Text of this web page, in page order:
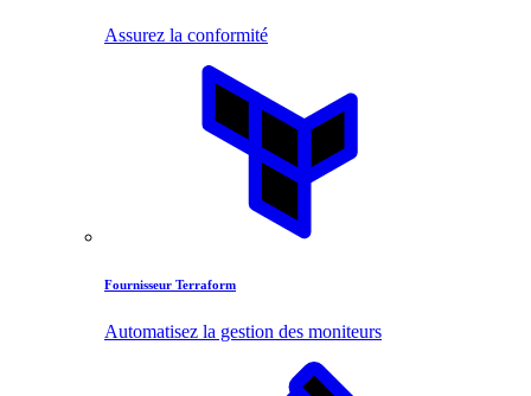
Assurez la conformité
Fournisseur Terraform
Automatisez la gestion des moniteurs